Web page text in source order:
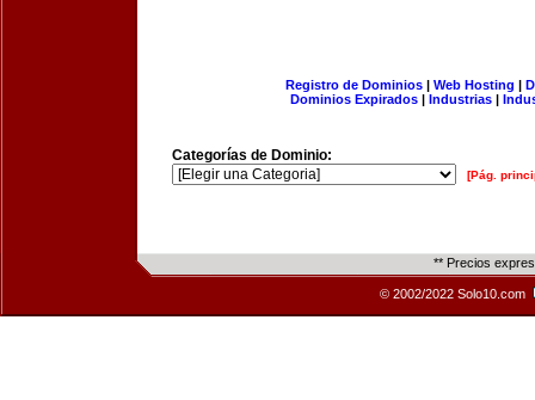
Registro de Dominios| Web Hosting |
Dominios Expirados | Industrias |
Categorías de Dominio:
[Pág.
** Precios
© 2002/2022 Solo10.com